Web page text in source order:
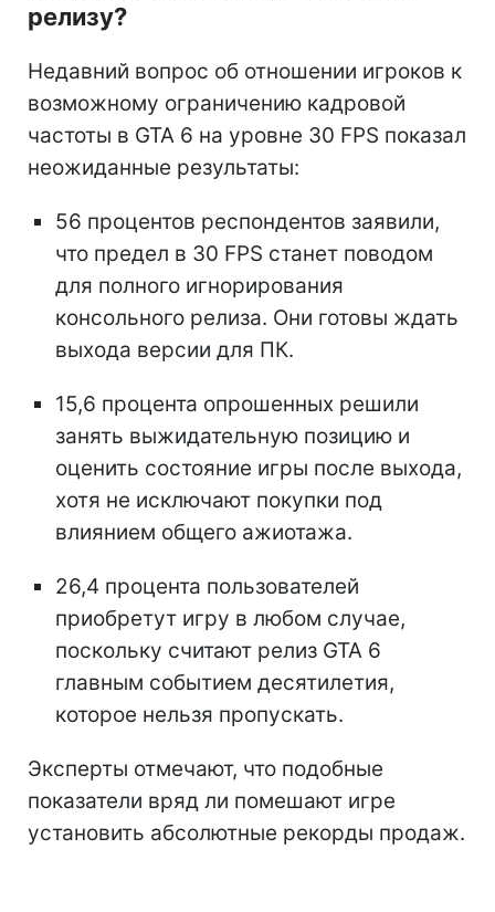
релизу?
Недавний вопрос об отношении игроков к
возможному ограничению кадровой
частоты в GTA 6 на уровне 30 FPS показал
неожиданные результаты:
56 процентов респондентов заявили,
что предел в 30 FPS станет поводом
для полного игнорирования
консольного релиза. Они готовы ждать
выхода версии для ПК.
15,6 процента опрошенных решили
занять выжидательную позицию и
оценить состояние игры после выхода,
хотя не исключают покупки под
влиянием общего ажиотажа.
26,4 процента пользователей
приобретут игру в любом случае,
поскольку считают релиз GTA 6
главным событием десятилетия,
которое нельзя пропускать.
Эксперты отмечают, что подобные
показатели вряд ли помешают игре
установить абсолютные рекорды продаж.